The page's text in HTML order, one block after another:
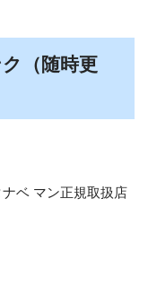
（随時更
ベ マン正規取扱店